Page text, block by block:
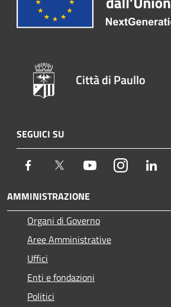
Città di Paullo
SEGUICI SU
Facebook Twitter YoutubeInstagram
AMMINISTRAZIONE
Organi di Governo
Aree Amministrative
Uffici
Enti e fondazioni
Politici